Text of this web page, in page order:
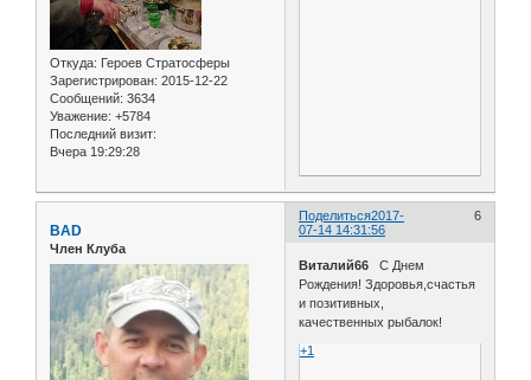
Откуда: Героев Стратосферы
Зарегистрирован: 2015-12-22
Сообщений: 3634
Уважение: +5784
Последний визит:
Вчера 19:29:28
Поделиться 6
2017-
07-14 14:31:56
BAD
Член Клуба
Виталий66 С Днем
Рождения! Здоровья,счастья
и позитивных,
качественных рыбалок!
+1